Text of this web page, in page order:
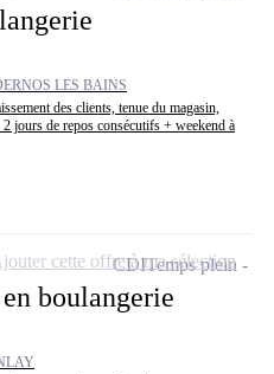
LES BAINS
des clients, tenue du magasin,
jours de repos consécutifs + weekend à
boulangerie
CDITemps plein
cette offre à ma sélection